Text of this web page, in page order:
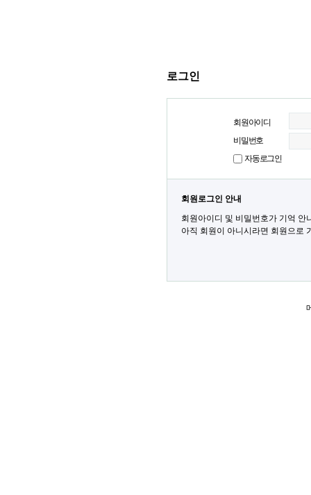
로그인
회원아이디
비밀번호
자동로그인
회원로그인 안내
회원아이디 및 비밀번호가 기억 안
아직 회원이 아니시라면 회원으로